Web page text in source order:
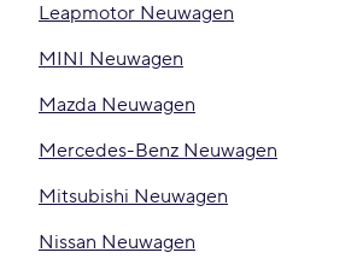
Leapmotor Neuwagen
MINI Neuwagen
Mazda Neuwagen
Mercedes-Benz Neuwagen
Mitsubishi Neuwagen
Nissan Neuwagen